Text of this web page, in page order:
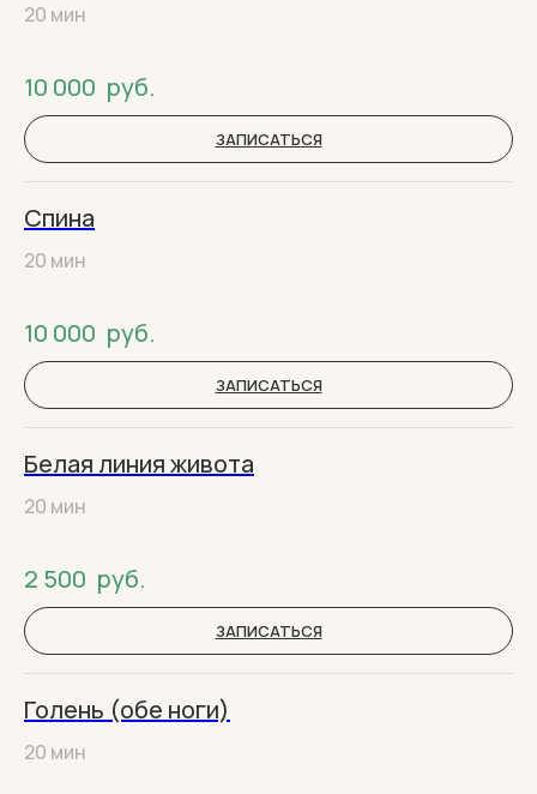
20 мин
10 000 руб.
ЗАПИСАТЬСЯ
Спина
20 мин
10 000 руб.
ЗАПИСАТЬСЯ
Белая линия живота
20 мин
2 500 руб.
ЗАПИСАТЬСЯ
Голень (обе ноги)
20 мин